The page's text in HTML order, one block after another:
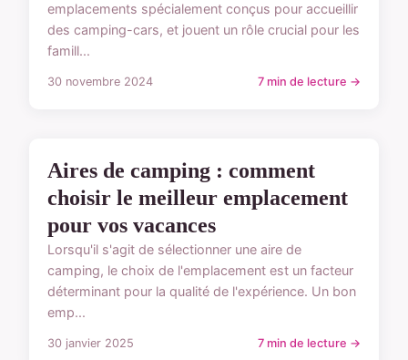
emplacements spécialement conçus pour accueillir
des camping-cars, et jouent un rôle crucial pour les
famill...
30 novembre 2024 7 min de lecture →
TYPES D'EMPLACEMENTS
Aires de camping : comment
choisir le meilleur emplacement
pour vos vacances
Lorsqu'il s'agit de sélectionner une aire de
camping, le choix de l'emplacement est un facteur
déterminant pour la qualité de l'expérience. Un bon
emp...
30 janvier 2025 7 min de lecture →